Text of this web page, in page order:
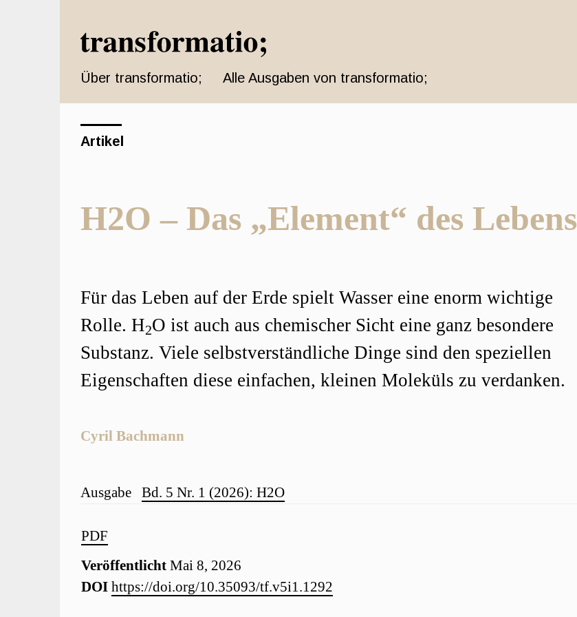
Seiteninhalt
springen
Sidebar
Über transformatio; Alle Ausgaben von transformatio;
Artikel
H2O – Das „Element“ des Lebens
Artikel-
Sidebar
PDF
Veröffentlicht Mai 8, 2026
DOI https://doi.org/10.35093/tf.v5i1.1292
Artikelinhalt
Cyril Bachmann
Für das Leben auf der Erde spielt Wasser eine enorm wichtige
Rolle. H2O ist auch aus chemischer Sicht eine ganz besondere
Substanz. Viele selbstverständliche Dinge sind den speziellen
Eigenschaften diese einfachen, kleinen Moleküls zu verdanken.
Artikel-
Details
Ausgabe Bd. 5 Nr. 1 (2026): H2O